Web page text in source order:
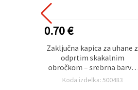
0.70 €
Zaključna kapica za uhane z
odprtim skakalnim
obročkom – srebrna barva,
30 mm, kovinske
Koda izdelka: 500483